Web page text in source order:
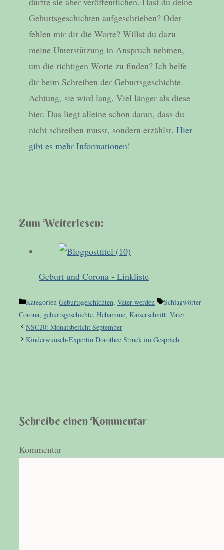
Geburtsgeschichten aufgeschrieben? Oder
fehlen mir dir die Worte? Willst du dazu
meine Unterstützung in Anspruch nehmen,
um die richtigen Worte zu finden? Ich helfe
dir beim Schreiben der Geburtsgeschichte.
Achtung, sie wird lang. Viel länger als diese
hier. Das liegt alleine schon daran, dass du
nicht schreiben musst, sondern erzählst. Hier
gibt es mehr Informationen!
Zum Weiterlesen:
Geburt und Corona - Linkliste
Kategorien Geburtsgeschichten, Vater werden
Schlagwörter
Corona, geburtsgeschichte, Hebamme, Kaiserschnitt, Vater
NSC20: Monatsbericht September
Kinderwunsch-Expertin Dorothee Struck im Gespräch
Schreibe einen Kommentar
Kommentar